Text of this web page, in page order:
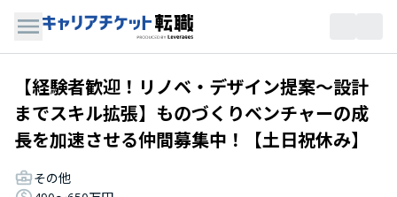
【経験者歓迎！リノベ・デザイン提案～設計
までスキル拡張】ものづくりベンチャーの成
長を加速させる仲間募集中！【土日祝休み】
その他